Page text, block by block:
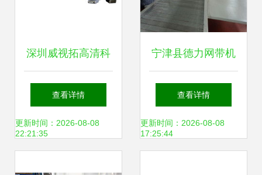
深圳威视拓高清科
技 全面覆盖传输与
交换解决方案的设
查看详情
更新时间：2026-08-08
22:21:35
宁津县德力网带机
械厂 供应产品
查看详情
更新时间：2026-08-08
17:25:44